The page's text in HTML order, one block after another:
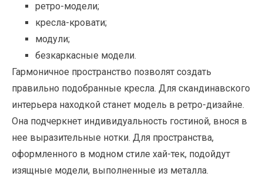
ретро-модели;
кресла-кровати;
модули;
безкаркасные модели.
Гармоничное пространство позволят создать
правильно подобранные кресла. Для скандинавского
интерьера находкой станет модель в ретро-дизайне.
Она подчеркнет индивидуальность гостиной, внося в
нее выразительные нотки. Для пространства,
оформленного в модном стиле хай-тек, подойдут
изящные модели, выполненные из металла.